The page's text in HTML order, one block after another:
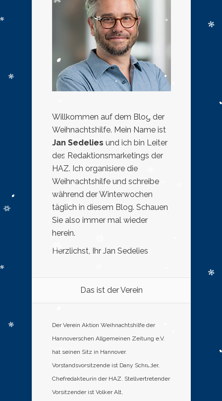
Willkommen auf dem Blog der
Weihnachtshilfe. Mein Name ist
Jan Sedelies und ich bin Leiter
des Redaktionsmarketings der
HAZ. Ich organisiere die
Weihnachtshilfe und schreibe
während der Winterwochen
täglich in diesem Blog. Schauen
Sie also immer mal wieder
herein.
Herzlichst, Ihr Jan Sedelies
Das ist der Verein
Der Verein Aktion Weihnachtshilfe der
Hannoverschen Allgemeinen Zeitung e.V.
hat seinen Sitz in Hannover.
Vorstandsvorsitzende ist Dany Schrader,
Chefredakteurin der HAZ. Stellvertretender
Vorsitzender ist Volker Alt,